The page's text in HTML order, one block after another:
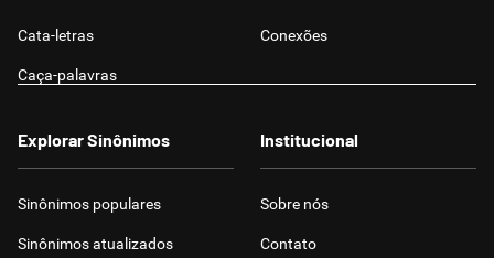
Cata-letras Conexões
Caça-palavras
Explorar Sinônimos
Sinônimos populares
Sinônimos atualizados
Institucional
Sobre nós
Contato